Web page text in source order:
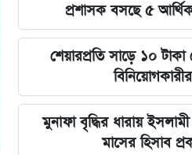
প্রশাসক বসছে ৫ আর্থিক
শেয়ারপ্রতি সাড়ে ১০ টাকা
মুনাফা বৃদ্ধির ধারায়
মাসের হিসাব